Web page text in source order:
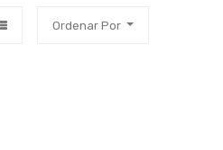
Ordenar Por